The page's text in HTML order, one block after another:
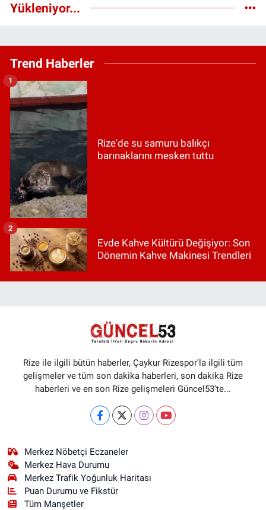
Yükleniyor...
Trend Haberler
Rize'de su samuru balıkçı
barınaklarını mesken tuttu
1
Evde Kahve Kültürü Değişiyor: Son
Dönemin Kahve Makinesi Trendleri
2
Rize ile ilgili bütün haberler, Çaykur Rizespor'la ilgili tüm
gelişmeler ve tüm son dakika haberleri, son dakika Rize
haberleri ve en son Rize gelişmeleri Güncel53'te...
Merkez Nöbetçi Eczaneler
Merkez Hava Durumu
Merkez Trafik Yoğunluk Haritası
Puan Durumu ve Fikstür
Tüm Manşetler